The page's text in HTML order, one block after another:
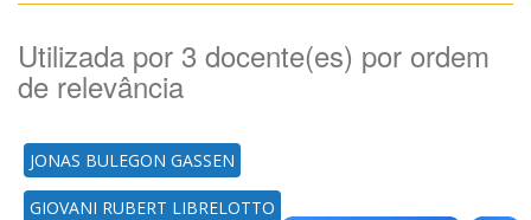
Utilizada por 3 docente(es) por ordem
de relevância
JONAS BULEGON GASSEN
GIOVANI RUBERT LIBRELOTTO